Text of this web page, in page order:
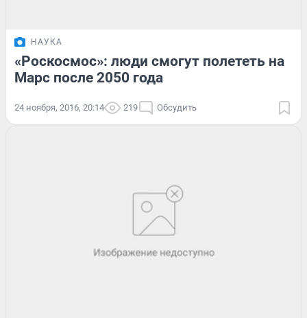
НАУКА
«Роскосмос»: люди смогут полететь на
Марс после 2050 года
24 ноября, 2016, 20:14 219 Обсудить